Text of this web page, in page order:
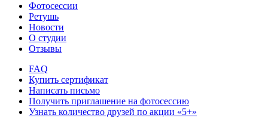
Фотосессии
Ретушь
Новости
О студии
Отзывы
FAQ
Купить сертификат
Написать письмо
Получить приглашение на фотосессию
Узнать количество друзей по акции «5+»